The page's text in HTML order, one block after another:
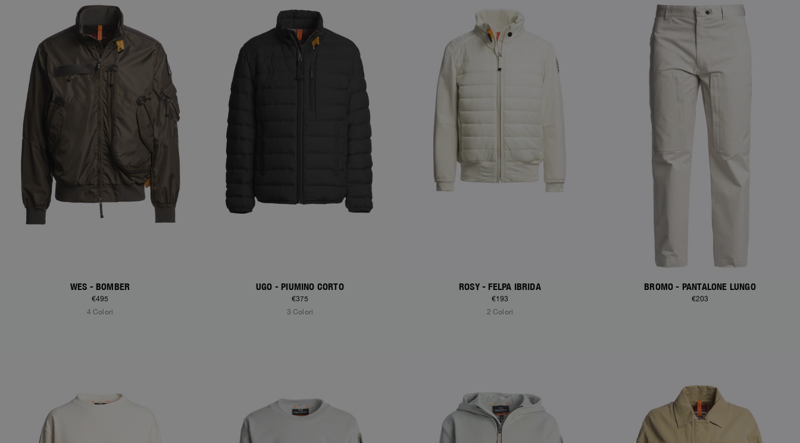
WES - BOMBER
€495
4 Colori
UGO - PIUMINO CORTO
€375
3 Colori
ROSY - FELPA IBRIDA
€193
2 Colori
BROMO - PANTALONE LUNGO
€203